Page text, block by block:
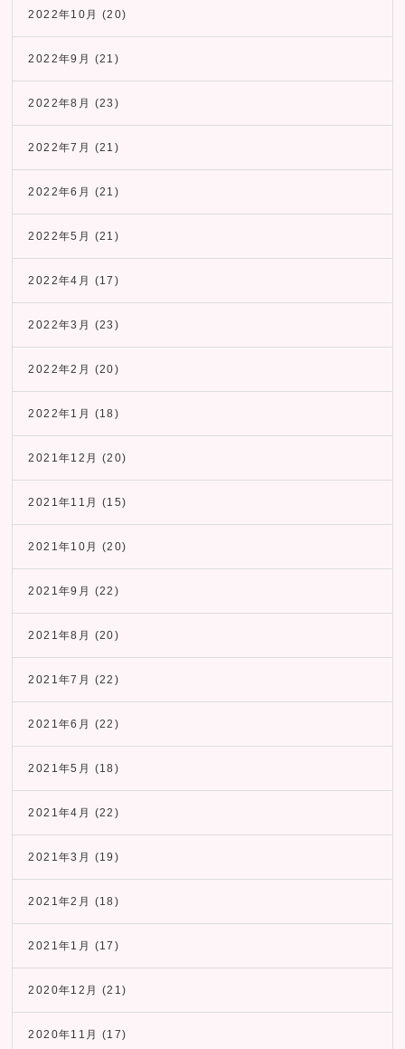
2022年10月 (20)
2022年9月 (21)
2022年8月 (23)
2022年7月 (21)
2022年6月 (21)
2022年5月 (21)
2022年4月 (17)
2022年3月 (23)
2022年2月 (20)
2022年1月 (18)
2021年12月 (20)
2021年11月 (15)
2021年10月 (20)
2021年9月 (22)
2021年8月 (20)
2021年7月 (22)
2021年6月 (22)
2021年5月 (18)
2021年4月 (22)
2021年3月 (19)
2021年2月 (18)
2021年1月 (17)
2020年12月 (21)
2020年11月 (17)